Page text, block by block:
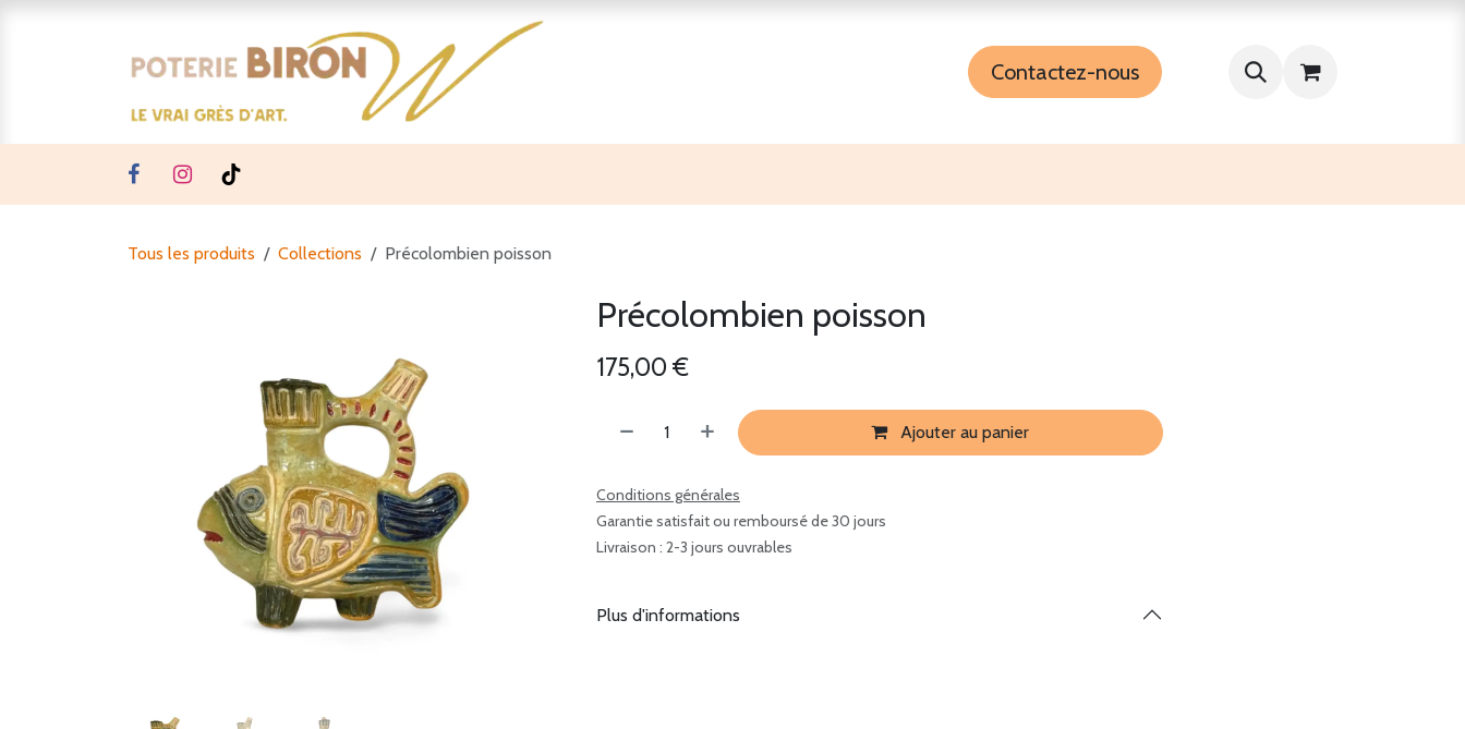
Contactez-nous
Tous les produits Collections Précolombien poisson
Précolombien poisson
175,00 €
Ajouter au panier
Conditions générales
Garantie satisfait ou remboursé de 30 jours
Livraison : 2-3 jours ouvrables
Plus d'informations